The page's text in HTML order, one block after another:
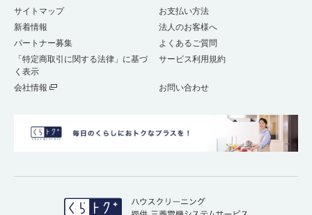
サイトマップ
お支払い方法
新着情報
法人のお客様へ
パートナー募集
よくあるご質問
「特定商取引に関する法律」に基づ
く表示
サービス利用規約
会社情報 お問い合わせ